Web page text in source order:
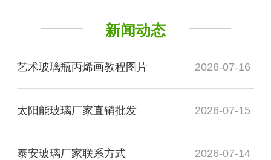
新闻动态
艺术玻璃瓶丙烯画教程图片 2026-07-16
太阳能玻璃厂家直销批发 2026-07-15
泰安玻璃厂家联系方式 2026-07-14